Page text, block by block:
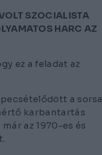
SZOCIALISTA
HARC AZ
ez a feladat az
a sorsa
karbantartás
az 1970-es és